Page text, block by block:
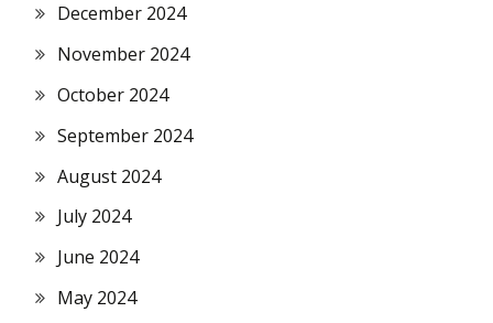
December 2024
November 2024
October 2024
September 2024
August 2024
July 2024
June 2024
May 2024